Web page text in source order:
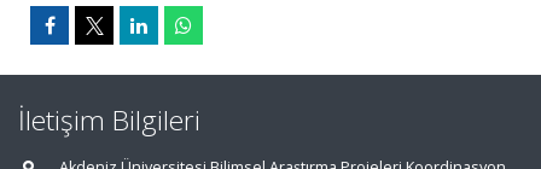
İletişim Bilgileri